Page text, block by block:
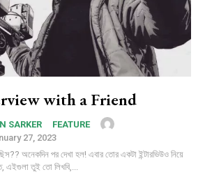
with a Friend
SARKER
FEATURE
27, 2023
অনেকদিন পর দেখা হল! এবার তোর একটা ইন্টারভিউও নিয়ে
সুমনঃ দোস্ত, এইগুলা তুই তো লিখবি,...